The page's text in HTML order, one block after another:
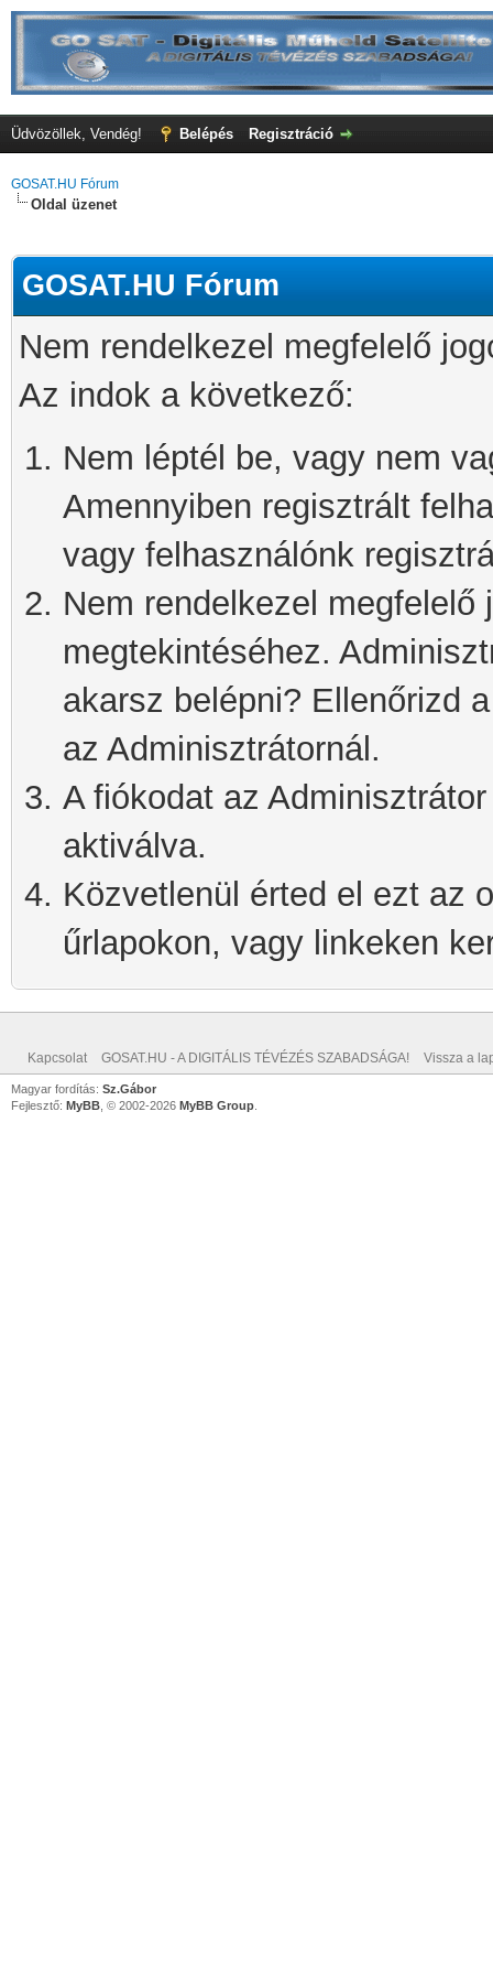
Üdvözöllek, Vendég! Belépés Regisztráció
GOSAT.HU Fórum
Oldal üzenet
GOSAT.HU Fórum
Nem rendelkezel megfelelő
Az indok a következő:
Nem léptél be, vagy nem
Amennyiben regisztrált
vagy felhasználónk
Nem rendelkezel megfelelő
megtekintéséhez.
akarsz belépni? Ellenőrizd
az Adminisztrátornál.
A fiókodat az
aktiválva.
Közvetlenül érted el ezt az
űrlapokon, vagy linkeken
Kapcsolat GOSAT.HU - A DIGITÁLIS TÉVÉZÉS SZABADSÁGA! Vissza a
Magyar fordítás: Sz.Gábor
Fejlesztő: MyBB , © 2002-2026 MyBB Group